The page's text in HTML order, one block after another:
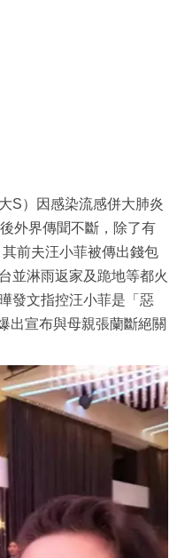
S）因感染流感併大肺炎
外界傳聞不斷，除了有
前夫汪小菲被傳出錢包
並淋雨返家及跪地等都火
發文指控汪小菲是「惡
出宣布與母親張蘭斷絕關